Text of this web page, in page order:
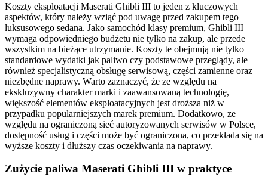
Koszty eksploatacji Maserati Ghibli III to jeden z kluczowych
aspektów, który należy wziąć pod uwagę przed zakupem tego
luksusowego sedana. Jako samochód klasy premium, Ghibli III
wymaga odpowiedniego budżetu nie tylko na zakup, ale przede
wszystkim na bieżące utrzymanie. Koszty te obejmują nie tylko
standardowe wydatki jak paliwo czy podstawowe przeglądy, ale
również specjalistyczną obsługę serwisową, części zamienne oraz
niezbędne naprawy. Warto zaznaczyć, że ze względu na
ekskluzywny charakter marki i zaawansowaną technologię,
większość elementów eksploatacyjnych jest droższa niż w
przypadku popularniejszych marek premium. Dodatkowo, ze
względu na ograniczoną sieć autoryzowanych serwisów w Polsce,
dostępność usług i części może być ograniczona, co przekłada się na
wyższe koszty i dłuższy czas oczekiwania na naprawy.
Zużycie paliwa Maserati Ghibli III w praktyce